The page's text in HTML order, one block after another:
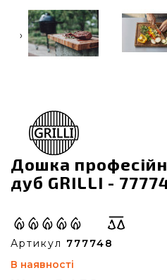
‹
Дошка
дуб GRILLI -
Артикул 777748
В наявності